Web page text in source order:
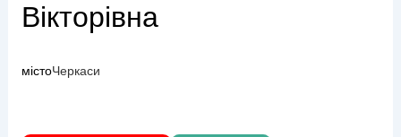
Вікторівна
містоЧеркаси